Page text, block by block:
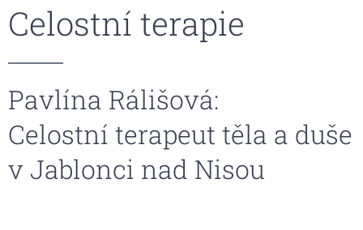
Celostní terapie
Pavlína Rálišová:
Celostní terapeut těla a duše
v Jablonci nad Nisou